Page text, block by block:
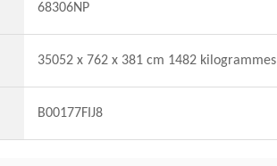
68306NP
35052 x 762 x 381 cm 1482 kilogrammes
B00177FIJ8